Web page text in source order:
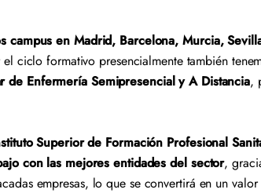
campus en Madrid, Barcelona, Murcia,
ciclo formativo presencialmente también
Enfermería Semipresencial y A Distancia,
Superior de Formación Profesional
con las mejores entidades del sector,
empresas, lo que se convertirá en un